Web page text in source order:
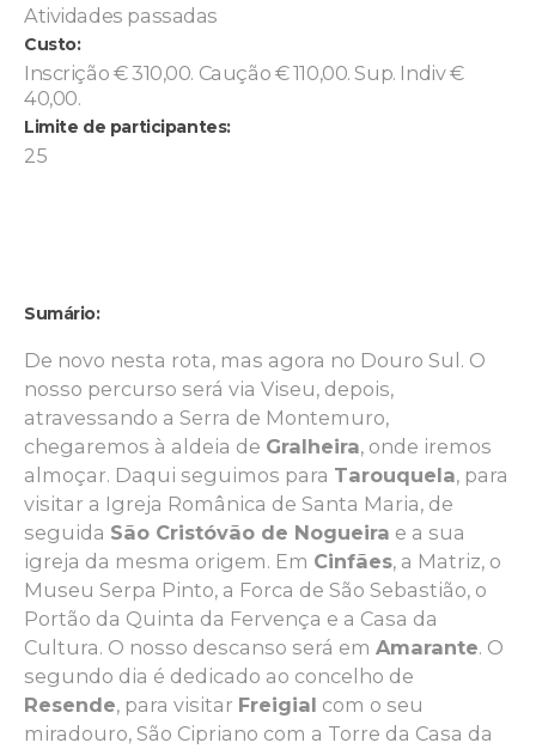
Atividades passadas
Custo:
Inscrição € 310,00. Caução € 110,00. Sup. Indiv €
40,00.
Limite de participantes:
25
Sumário:
De novo nesta rota, mas agora no Douro Sul. O
nosso percurso será via Viseu, depois,
atravessando a Serra de Montemuro,
chegaremos à aldeia de Gralheira, onde iremos
almoçar. Daqui seguimos para Tarouquela, para
visitar a Igreja Românica de Santa Maria, de
seguida São Cristóvão de Nogueira e a sua
igreja da mesma origem. Em Cinfães, a Matriz, o
Museu Serpa Pinto, a Forca de São Sebastião, o
Portão da Quinta da Fervença e a Casa da
Cultura. O nosso descanso será em Amarante. O
segundo dia é dedicado ao concelho de
Resende, para visitar Freigial com o seu
miradouro, São Cipriano com a Torre da Casa da